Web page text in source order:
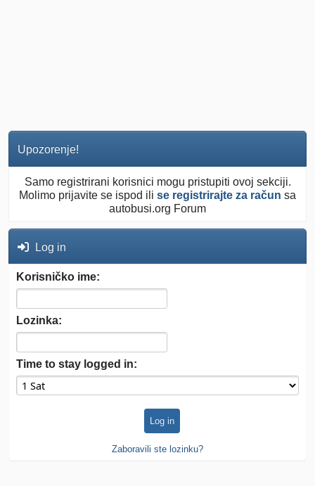
Upozorenje!
Samo registrirani korisnici mogu pristupiti ovoj sekciji.
Molimo prijavite se ispod ili se registrirajte za račun sa
autobusi.org Forum
Log in
Korisničko ime:
Lozinka:
Time to stay logged in:
Zaboravili ste lozinku?